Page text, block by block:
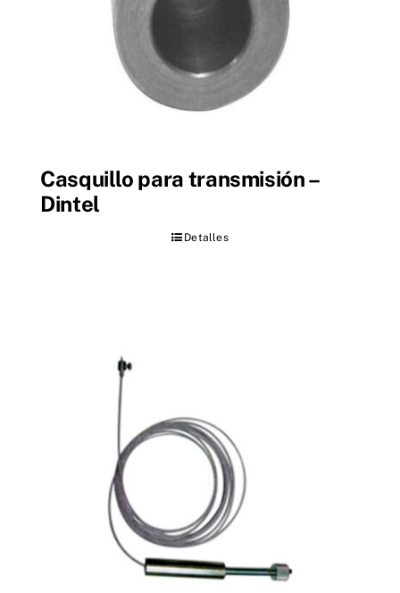
Casquillo para transmisión –
Dintel
Detalles